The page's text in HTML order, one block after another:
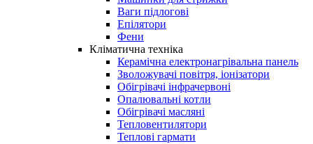
Ваги підлогові
Епілятори
Фени
Кліматична техніка
Керамічна електронагрівальна панель
Зволожувачі повітря, іонізатори
Обігрівачі інфрачервоні
Опалювальні котли
Обігрівачі масляні
Тепловентилятори
Теплові гармати